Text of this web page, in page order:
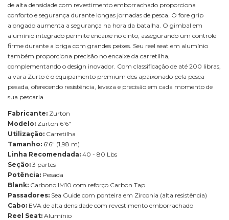
de alta densidade com revestimento emborrachado proporciona
conforto e segurança durante longas jornadas de pesca. O fore grip
alongado aumenta a segurança na hora da batalha. O gimbal em
alumínio integrado permite encaixe no cinto, assegurando um controle
firme durante a briga com grandes peixes. Seu reel seat em alumínio
também proporciona precisão no encaixe da carretilha,
complementando o design inovador. Com classificação de até 200 libras,
a vara Zurto é o equipamento premium dos apaixonado pela pesca
pesada, oferecendo resistência, leveza e precisão em cada momento de
sua pescaria.
Fabricante: Zurton
Modelo: Zurton 6'6"
Utilização: Carretilha
Tamanho: 6'6" (1,98 m)
Linha Recomendada: 40 - 80 Lbs
Seção: 3 partes
Potência: Pesada
Blank: Carbono IM10 com reforço Carbon Tap
Passadores: Sea Guide com ponteira em Zirconia (alta resistência)
Cabo: EVA de alta densidade com revestimento emborrachado
Reel Seat: Alumínio